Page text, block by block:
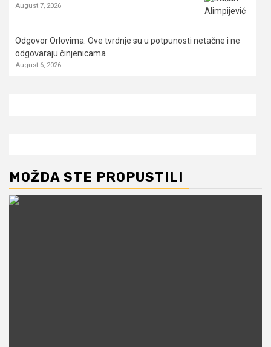
August 7, 2026
Odgovor Orlovima: ​Ove tvrdnje su u potpunosti netačne i ne
odgovaraju činjenicama
August 6, 2026
MOŽDA STE PROPUSTILI